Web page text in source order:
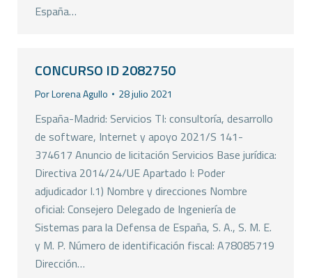
España…
CONCURSO ID 2082750
PorLorena Agullo 28 julio 2021
España-Madrid: Servicios TI: consultoría, desarrollo
de software, Internet y apoyo 2021/S 141-
374617 Anuncio de licitación Servicios Base jurídica:
Directiva 2014/24/UE Apartado I: Poder
adjudicador I.1) Nombre y direcciones Nombre
oficial: Consejero Delegado de Ingeniería de
Sistemas para la Defensa de España, S. A., S. M. E.
y M. P. Número de identificación fiscal: A78085719
Dirección…